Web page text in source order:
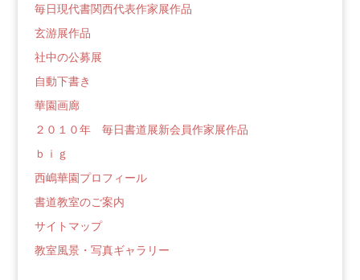
毎日現代書関西代表作家展作品
玄游展作品
社中の公募展
自動下書き
華園画廊
２０１０年 毎日書道展新会員作家展作品
ｂｉｇ
西嶋華園プロフィール
書道教室のご案内
サイトマップ
教室風景・写真ギャラリー